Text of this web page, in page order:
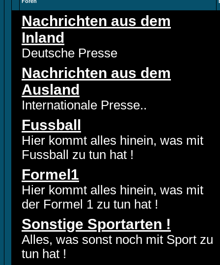
Nachrichten aus dem
Inland
Deutsche Presse
Nachrichten aus dem
Ausland
Internationale Presse..
Fussball
Hier kommt alles hinein, was mit
Fussball zu tun hat !
Formel1
Hier kommt alles hinein, was mit
der Formel 1 zu tun hat !
Sonstige Sportarten !
Alles, was sonst noch mit Sport zu
tun hat !